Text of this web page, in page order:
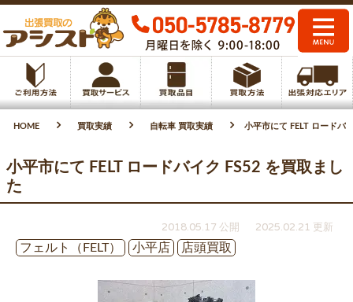
HOME 買取実績 自転車 買取実績 小平市にて FELT ロードバ
小平市にて FELT ロードバイク FS52 を買取まし
た
2018.05.17 公開
2025.02.21 更新
フェルト（FELT）
小平店 店頭買取